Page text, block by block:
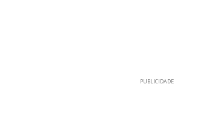
PUBLICIDADE